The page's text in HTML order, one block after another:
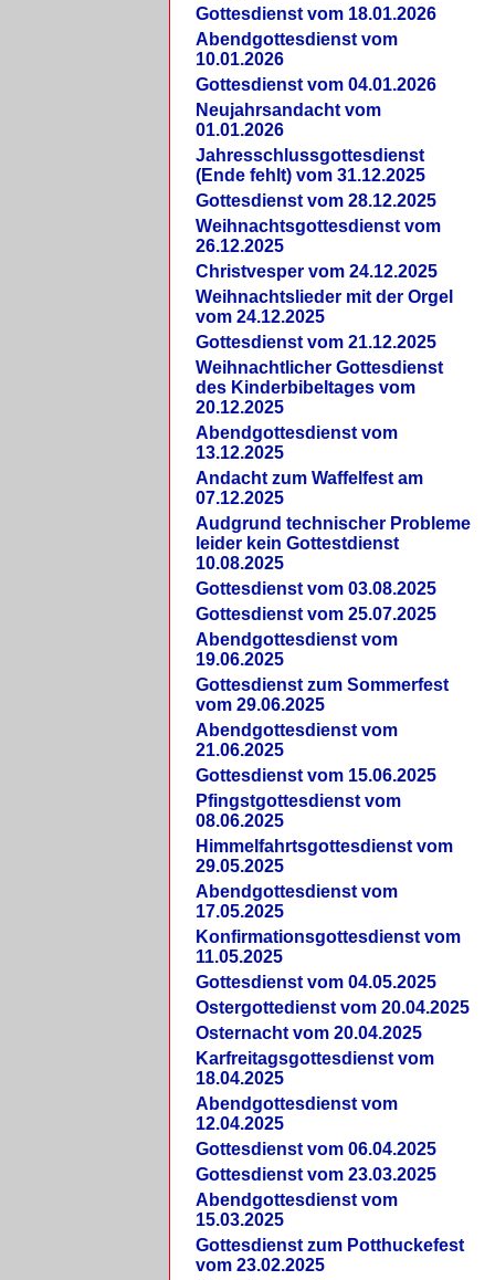
Gottesdienst vom 18.01.2026
Abendgottesdienst vom
10.01.2026
Gottesdienst vom 04.01.2026
Neujahrsandacht vom
01.01.2026
Jahresschlussgottesdienst
(Ende fehlt) vom 31.12.2025
Gottesdienst vom 28.12.2025
Weihnachtsgottesdienst vom
26.12.2025
Christvesper vom 24.12.2025
Weihnachtslieder mit der Orgel
vom 24.12.2025
Gottesdienst vom 21.12.2025
Weihnachtlicher Gottesdienst
des Kinderbibeltages vom
20.12.2025
Abendgottesdienst vom
13.12.2025
Andacht zum Waffelfest am
07.12.2025
Audgrund technischer Probleme
leider kein Gottestdienst
10.08.2025
Gottesdienst vom 03.08.2025
Gottesdienst vom 25.07.2025
Abendgottesdienst vom
19.06.2025
Gottesdienst zum Sommerfest
vom 29.06.2025
Abendgottesdienst vom
21.06.2025
Gottesdienst vom 15.06.2025
Pfingstgottesdienst vom
08.06.2025
Himmelfahrtsgottesdienst vom
29.05.2025
Abendgottesdienst vom
17.05.2025
Konfirmationsgottesdienst vom
11.05.2025
Gottesdienst vom 04.05.2025
Ostergottedienst vom 20.04.2025
Osternacht vom 20.04.2025
Karfreitagsgottesdienst vom
18.04.2025
Abendgottesdienst vom
12.04.2025
Gottesdienst vom 06.04.2025
Gottesdienst vom 23.03.2025
Abendgottesdienst vom
15.03.2025
Gottesdienst zum Potthuckefest
vom 23.02.2025